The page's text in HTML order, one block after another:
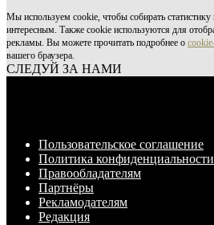
Мы используем cookie, чтобы собирать статистику
интересным. Также cookie используются для
рекламы. Вы можете прочитать подробнее о
вашего браузера.
СЛЕДУЙ ЗА НАМИ
Пользовательское соглашение
Политика конфиденциальности
Правообладателям
Партнёры
Рекламодателям
Редакция